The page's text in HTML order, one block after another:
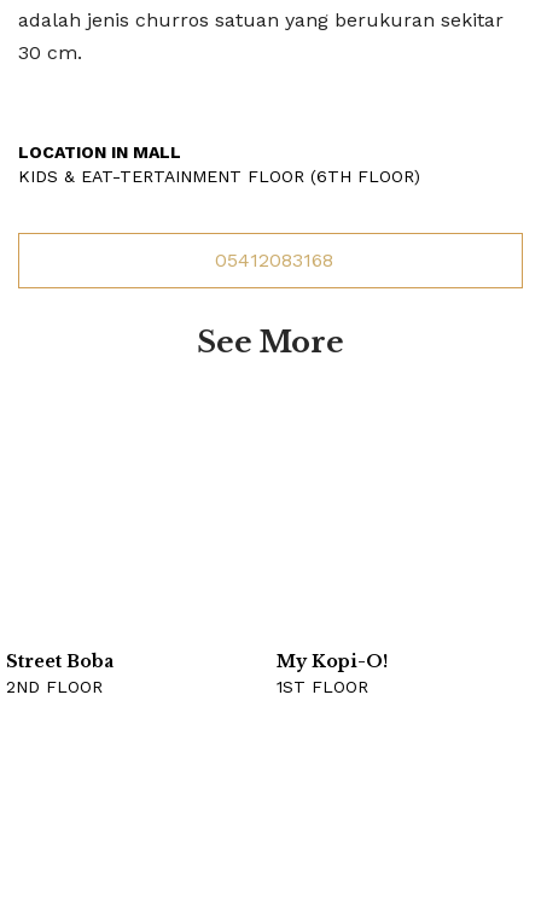
adalah jenis churros satuan yang berukuran sekitar
30 cm.
LOCATION IN MALL
KIDS & EAT-TERTAINMENT FLOOR (6TH FLOOR)
05412083168
See More
Street Boba
2ND FLOOR
My Kopi-O!
1ST FLOOR